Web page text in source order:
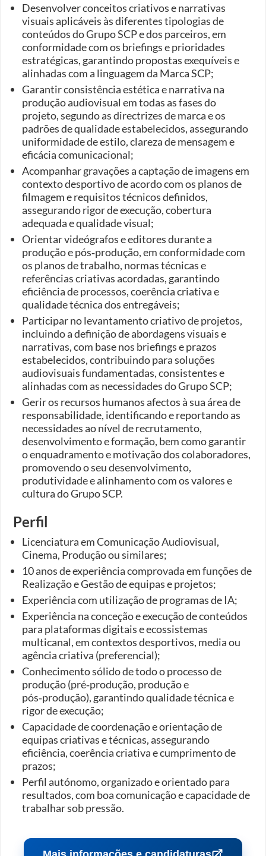
Desenvolver conceitos criativos e narrativas
visuais aplicáveis às diferentes tipologias de
conteúdos do Grupo SCP e dos parceiros, em
conformidade com os briefings e prioridades
estratégicas, garantindo propostas exequíveis e
alinhadas com a linguagem da Marca SCP;
Garantir consistência estética e narrativa na
produção audiovisual em todas as fases do
projeto, segundo as directrizes de marca e os
padrões de qualidade estabelecidos, assegurando
uniformidade de estilo, clareza de mensagem e
eficácia comunicacional;
Acompanhar gravações a captação de imagens em
contexto desportivo de acordo com os planos de
filmagem e requisitos técnicos definidos,
assegurando rigor de execução, cobertura
adequada e qualidade visual;
Orientar videógrafos e editores durante a
produção e pós‑produção, em conformidade com
os planos de trabalho, normas técnicas e
referências criativas acordadas, garantindo
eficiência de processos, coerência criativa e
qualidade técnica dos entregáveis;
Participar no levantamento criativo de projetos,
incluindo a definição de abordagens visuais e
narrativas, com base nos briefings e prazos
estabelecidos, contribuindo para soluções
audiovisuais fundamentadas, consistentes e
alinhadas com as necessidades do Grupo SCP;
Gerir os recursos humanos afectos à sua área de
responsabilidade, identificando e reportando as
necessidades ao nível de recrutamento,
desenvolvimento e formação, bem como garantir
o enquadramento e motivação dos colaboradores,
promovendo o seu desenvolvimento,
produtividade e alinhamento com os valores e
cultura do Grupo SCP.
Perfil
Licenciatura em Comunicação Audiovisual,
Cinema, Produção ou similares;
10 anos de experiência comprovada em funções de
Realização e Gestão de equipas e projetos;
Experiência com utilização de programas de IA;
Experiência na conceção e execução de conteúdos
para plataformas digitais e ecossistemas
multicanal, em contextos desportivos, media ou
agência criativa (preferencial);
Conhecimento sólido de todo o processo de
produção (pré‑produção, produção e
pós‑produção), garantindo qualidade técnica e
rigor de execução;
Capacidade de coordenação e orientação de
equipas criativas e técnicas, assegurando
eficiência, coerência criativa e cumprimento de
prazos;
Perfil autónomo, organizado e orientado para
resultados, com boa comunicação e capacidade de
trabalhar sob pressão.